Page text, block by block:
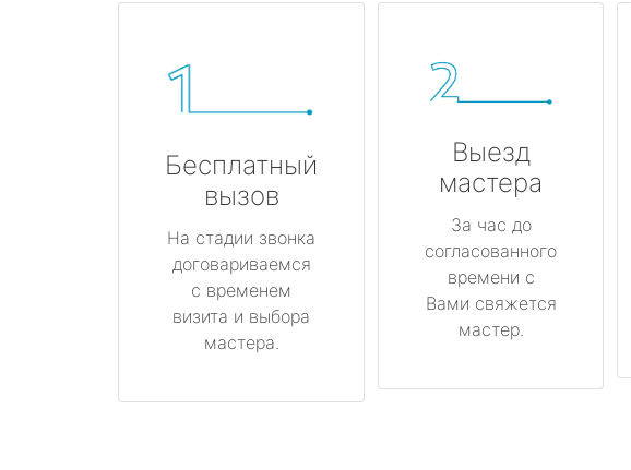
Бесплатный
вызов
На стадии звонка
договариваемся
с временем
визита и выбора
мастера.
Выезд
мастера
За час до
согласованного
времени с
Вами свяжется
мастер.